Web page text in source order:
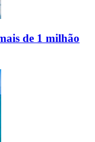
de 1 milhão